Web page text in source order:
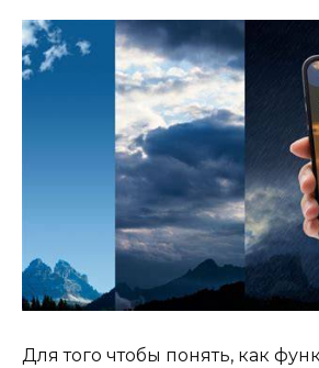
Для того чтобы понять, как